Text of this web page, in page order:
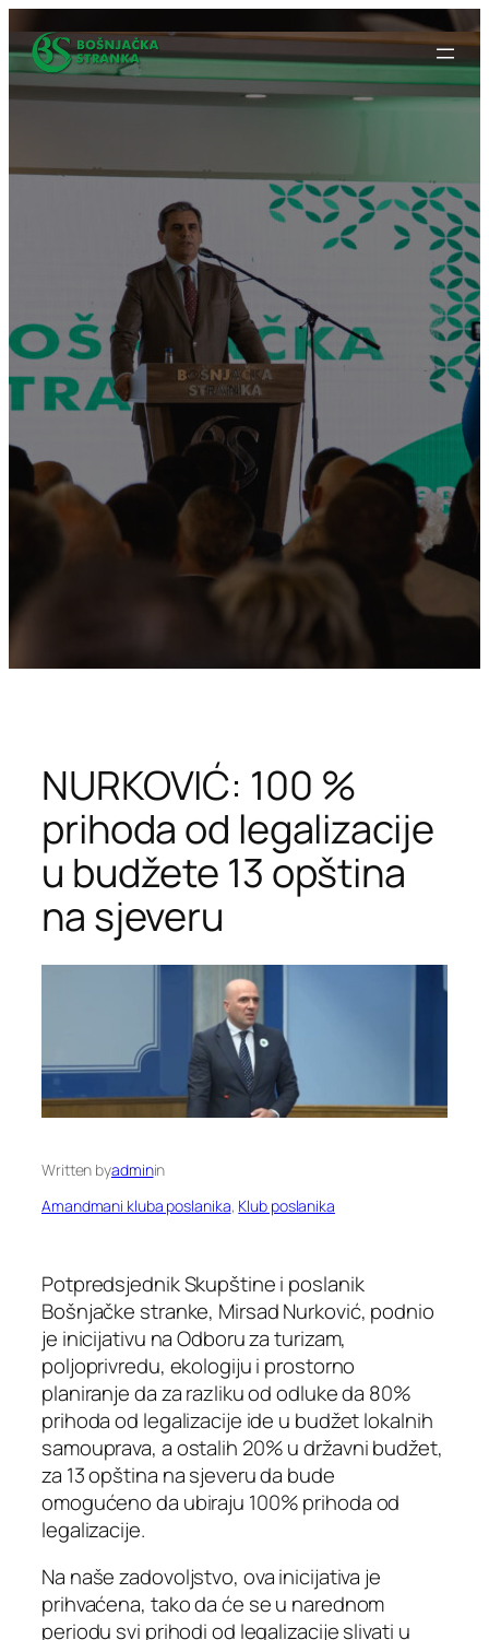
na
sadržaj
NURKOVIĆ: 100 %
prihoda od legalizacije
u budžete 13 opština
na sjeveru
Written byadminin
Amandmani kluba poslanika, Klub poslanika
Potpredsjednik Skupštine i poslanik
Bošnjačke stranke, Mirsad Nurković, podnio
je inicijativu na Odboru za turizam,
poljoprivredu, ekologiju i prostorno
planiranje da za razliku od odluke da 80%
prihoda od legalizacije ide u budžet lokalnih
samouprava, a ostalih 20% u državni budžet,
za 13 opština na sjeveru da bude
omogućeno da ubiraju 100% prihoda od
legalizacije.
Na naše zadovoljstvo, ova inicijativa je
prihvaćena, tako da će se u narednom
periodu svi prihodi od legalizacije slivati u